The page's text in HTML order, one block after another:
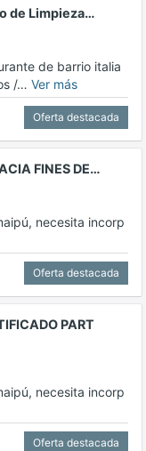
de Limpieza…
de barrio italia
/… Ver más
Oferta destacada
FINES DE…
necesita incorp
Oferta destacada
PART
necesita incorp
Oferta destacada